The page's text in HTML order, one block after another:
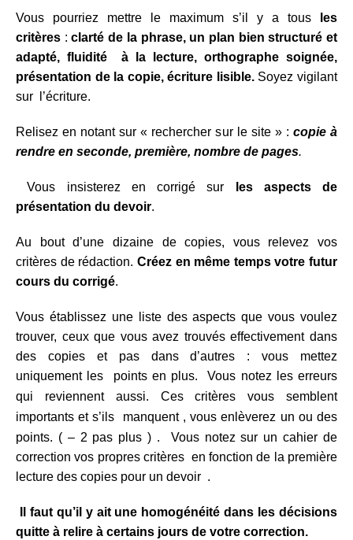
Vous pourriez mettre le maximum s’il y a tous les
critères :clarté de la phrase, un plan bien structuré et
adapté, fluidité à la lecture, orthographe soignée,
présentation de la copie, écriture lisible. Soyez vigilant
sur l’écriture.
Relisez en notant sur « rechercher sur le site » : copie à
rendre en seconde, première, nombre de pages.
Vous insisterez en corrigé sur
les aspects de
présentation du devoir.
Au bout d’une dizaine de copies, vous relevez vos
critères de rédaction. Créez en même temps votre futur
cours du corrigé.
Vous établissez une liste des aspects que vous voulez
trouver, ceux que vous avez trouvés effectivement dans
des copies et pas dans d’autres : vous mettez
uniquement les points en plus. Vous notez les erreurs
qui reviennent aussi. Ces critères vous semblent
importants et s’ils manquent , vous enlèverez un ou des
points. ( – 2 pas plus ) . Vous notez sur un cahier de
correction vos propres critères en fonction de la première
lecture des copies pour un devoir .
Il faut qu’il y ait une homogénéité dans les décisions
quitte à relire à certains jours de votre correction.